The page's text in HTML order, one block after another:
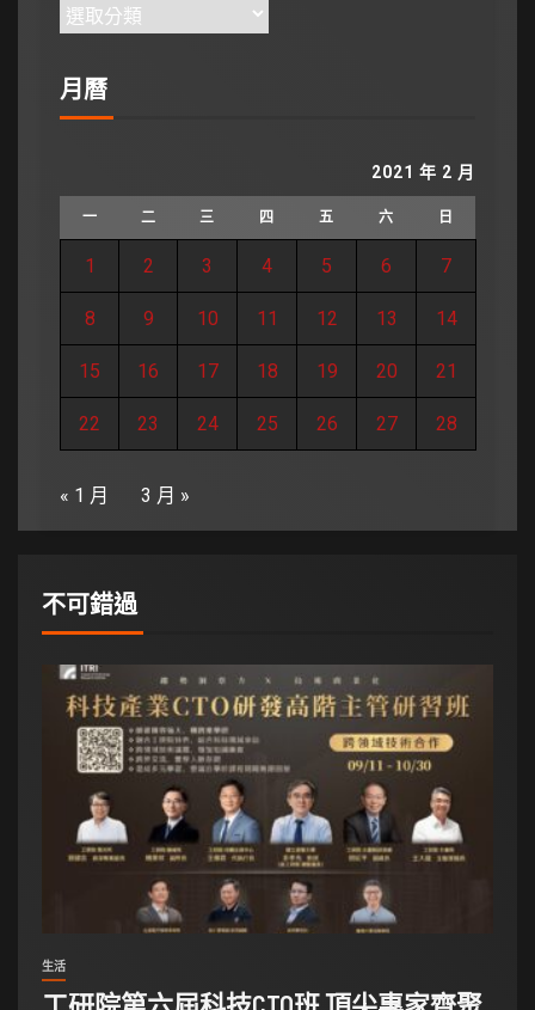
月曆
2021 年 2 月
一 二 三 四 五 六 日
1 2 3 4 5 6 7
8 9 10 11 12 13 14
15 16 17 18 19 20 21
22 23 24 25 26 27 28
« 1 月 3 月 »
不可錯過
生活